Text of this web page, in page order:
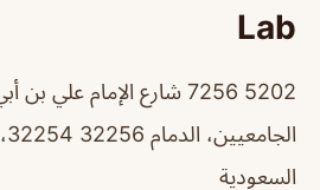
Lab
5202 7256 شارع الإمام علي
السعودية